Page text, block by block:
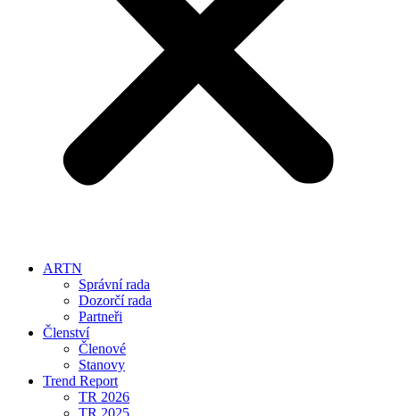
ARTN
Správní rada
Dozorčí rada
Partneři
Členství
Členové
Stanovy
Trend Report
TR 2026
TR 2025